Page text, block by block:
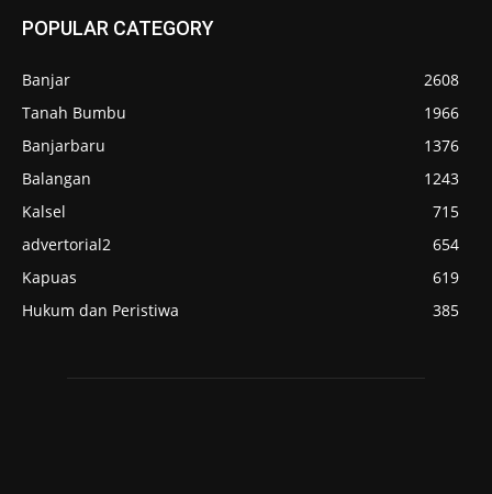
POPULAR CATEGORY
Banjar
2608
Tanah Bumbu
1966
Banjarbaru
1376
Balangan
1243
Kalsel
715
advertorial2
654
Kapuas
619
Hukum dan Peristiwa
385